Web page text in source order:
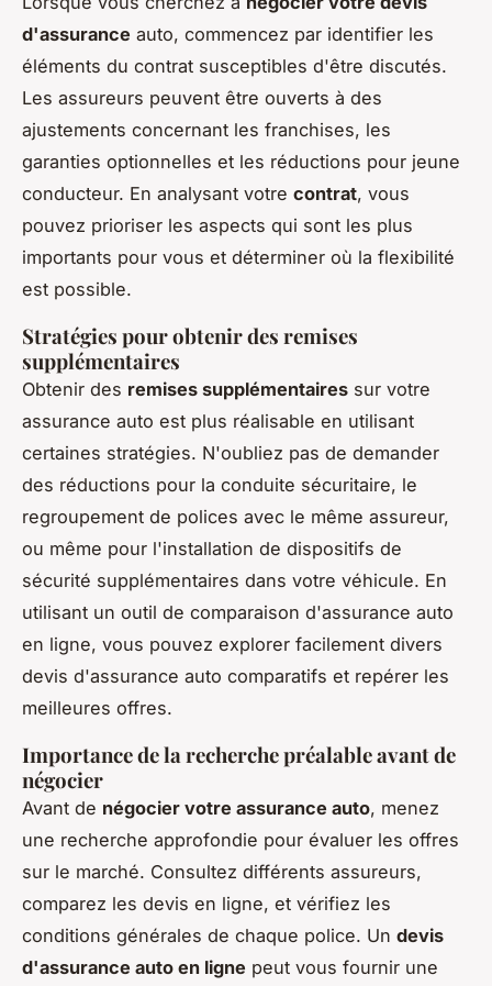
d'assurance auto, commencez par identifier les
éléments du contrat susceptibles d'être discutés.
Les assureurs peuvent être ouverts à des
ajustements concernant les franchises, les
garanties optionnelles et les réductions pour jeune
conducteur. En analysant votre contrat, vous
pouvez prioriser les aspects qui sont les plus
importants pour vous et déterminer où la flexibilité
est possible.
Stratégies pour obtenir des remises
supplémentaires
Obtenir des remises supplémentaires sur votre
assurance auto est plus réalisable en utilisant
certaines stratégies. N'oubliez pas de demander
des réductions pour la conduite sécuritaire, le
regroupement de polices avec le même assureur,
ou même pour l'installation de dispositifs de
sécurité supplémentaires dans votre véhicule. En
utilisant un outil de comparaison d'assurance auto
en ligne, vous pouvez explorer facilement divers
devis d'assurance auto comparatifs et repérer les
meilleures offres.
Importance de la recherche préalable avant de
négocier
Avant de négocier votre assurance auto, menez
une recherche approfondie pour évaluer les offres
sur le marché. Consultez différents assureurs,
comparez les devis en ligne, et vérifiez les
conditions générales de chaque police. Un devis
d'assurance auto en ligne peut vous fournir une